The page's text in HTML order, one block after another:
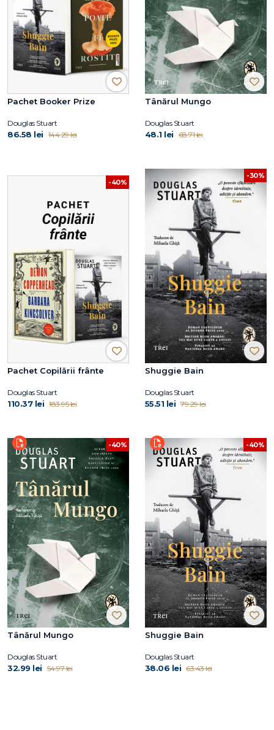
Pachet Booker Prize
Douglas Stuart
86.58 lei 144.29 lei
Tânărul Mungo
Douglas Stuart
48.1 lei 68.71 lei
-40%
Pachet Copilării frânte
Douglas Stuart
110.37 lei 183.95 lei
-30%
Shuggie Bain
Douglas Stuart
55.51 lei 79.29 lei
-40%
Tânărul Mungo
Douglas Stuart
32.99 lei 54.97 lei
-40%
Shuggie Bain
Douglas Stuart
38.06 lei 63.43 lei